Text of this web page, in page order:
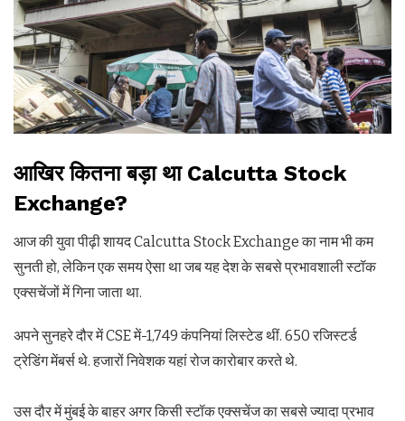
आखिर कितना बड़ा था Calcutta Stock
Exchange?
आज की युवा पीढ़ी शायद Calcutta Stock Exchange का नाम भी कम
सुनती हो, लेकिन एक समय ऐसा था जब यह देश के सबसे प्रभावशाली स्टॉक
एक्सचेंजों में गिना जाता था.
अपने सुनहरे दौर में CSE में-1,749 कंपनियां लिस्टेड थीं. 650 रजिस्टर्ड
ट्रेडिंग मेंबर्स थे. हजारों निवेशक यहां रोज कारोबार करते थे.
उस दौर में मुंबई के बाहर अगर किसी स्टॉक एक्सचेंज का सबसे ज्यादा प्रभाव